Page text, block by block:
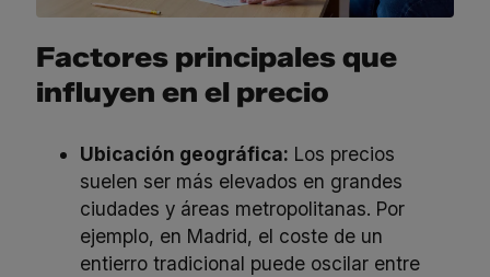
Factores principales que
influyen en el precio
Ubicación geográfica: Los precios
suelen ser más elevados en grandes
ciudades y áreas metropolitanas. Por
ejemplo, en Madrid, el coste de un
entierro tradicional puede oscilar entre